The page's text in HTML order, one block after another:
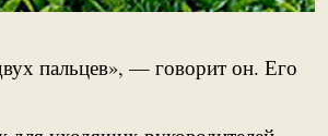
пальцев», — говорит он. Его